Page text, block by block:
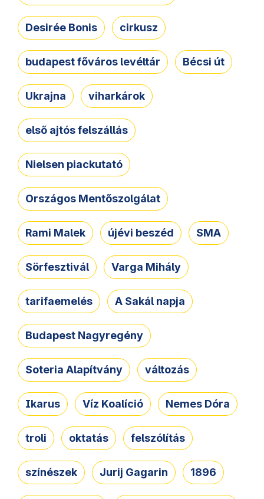
Desirée Bonis cirkusz
budapest főváros levéltár Bécsi út
Ukrajna viharkárok
első ajtós felszállás
Nielsen piackutató
Országos Mentőszolgálat
Rami Malek újévi beszéd SMA
Sörfesztivál Varga Mihály
tarifaemelés A Sakál napja
Budapest Nagyregény
Soteria Alapítvány változás
Ikarus Víz Koalíció Nemes Dóra
troli oktatás felszólítás
színészek Jurij Gagarin 1896